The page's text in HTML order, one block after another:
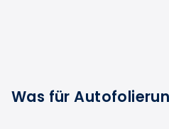
Was für